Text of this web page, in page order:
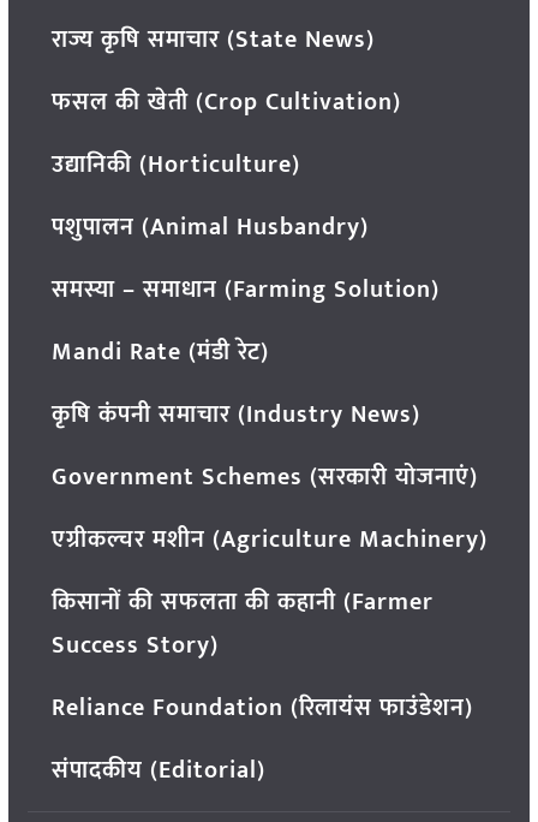
राज्य कृषि समाचार (State News)
फसल की खेती (Crop Cultivation)
उद्यानिकी (Horticulture)
पशुपालन (Animal Husbandry)
समस्या – समाधान (Farming Solution)
Mandi Rate (मंडी रेट)
कृषि कंपनी समाचार (Industry News)
Government Schemes (सरकारी योजनाएं)
एग्रीकल्चर मशीन (Agriculture Machinery)
किसानों की सफलता की कहानी (Farmer
Success Story)
Reliance Foundation (रिलायंस फाउंडेशन)
संपादकीय (Editorial)